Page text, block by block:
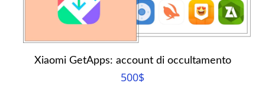
Xiaomi GetApps: account di occultamento
500$